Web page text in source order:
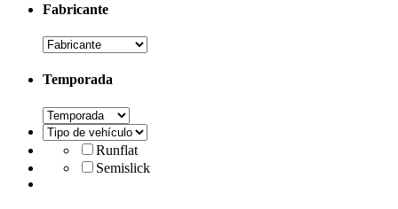
Fabricante
Temporada
Runflat
Semislick